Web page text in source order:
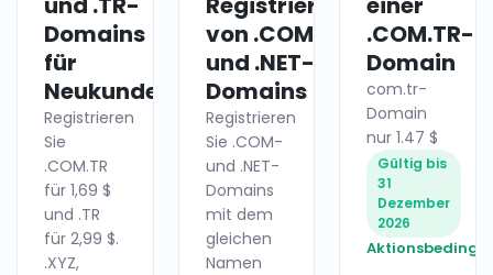
Domains
für
Neukunden
Registrieren
Sie
.COM.TR
für 1,69 $
und .TR
für 2,99 $.
.XYZ,
von .COM-
und .NET-
Domains
Registrieren
Sie .COM-
und .NET-
Domains
mit dem
gleichen
Namen
.COM.TR-
Domain
com.tr-
Domain
nur 1.47 $
Gültig bis
31
Dezember
2026